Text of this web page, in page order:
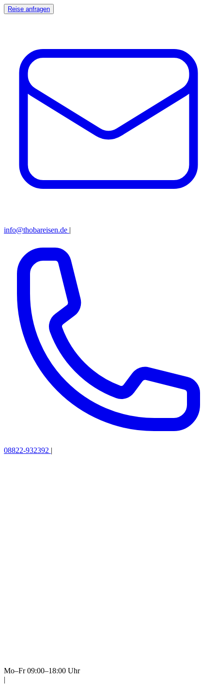
Reise anfragen
info@thobareisen.de |
08822-932392 |
Mo–Fr 09:00–18:00 Uhr
|